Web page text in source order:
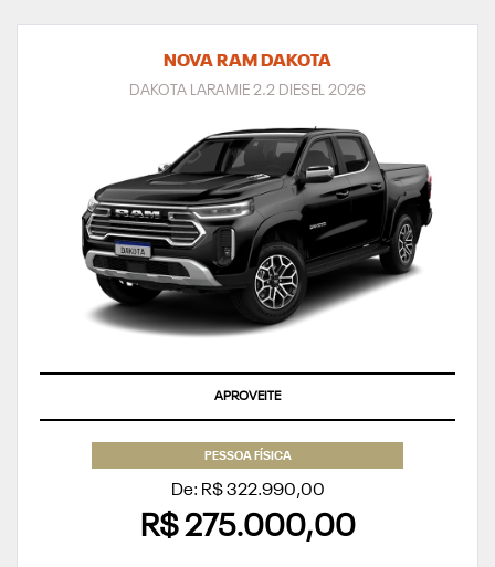
NOVA RAM DAKOTA
DAKOTA LARAMIE 2.2 DIESEL 2026
APROVEITE
PESSOA FÍSICA
De: R$ 322.990,00
R$ 275.000,00